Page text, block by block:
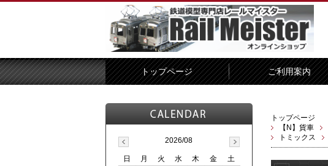
トップページ ご利用案内
トップページ
【N】貨車
トミックス
2026/08
日 月 火 水 木 金
土